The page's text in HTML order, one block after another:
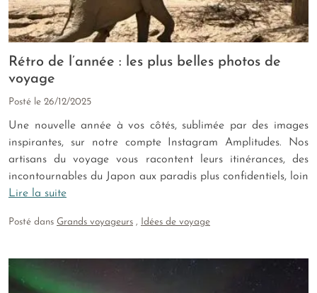
Rétro de l’année : les plus belles photos de
voyage
Posté le 26/12/2025
Une nouvelle année à vos côtés, sublimée par des images
inspirantes, sur notre compte Instagram Amplitudes. Nos
artisans du voyage vous racontent leurs itinérances, des
incontournables du Japon aux paradis plus confidentiels, loin
Lire la suite
Posté dans Grands voyageurs , Idées de voyage